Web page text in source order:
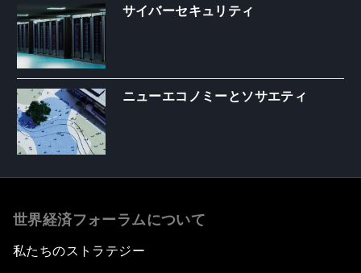
サイバーセキュリティ
ニューエコノミーとソサエティ
世界経済フォーラムについて
私たちのストラテジー